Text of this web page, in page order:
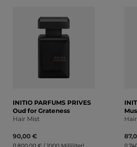
INITIO PARFUMS PRIVES
Oud for Grateness
Hair Mist
90,00 €